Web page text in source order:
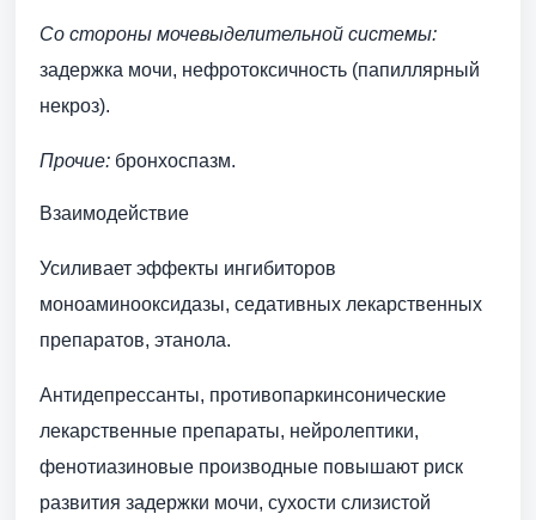
Со стороны мочевыделительной системы:
задержка мочи, нефротоксичность (папиллярный
некроз).
Прочие: бронхоспазм.
Взаимодействие
Усиливает эффекты ингибиторов
моноаминооксидазы, седативных лекарственных
препаратов, этанола.
Антидепрессанты, противопаркинсонические
лекарственные препараты, нейролептики,
фенотиазиновые производные повышают риск
развития задержки мочи, сухости слизистой